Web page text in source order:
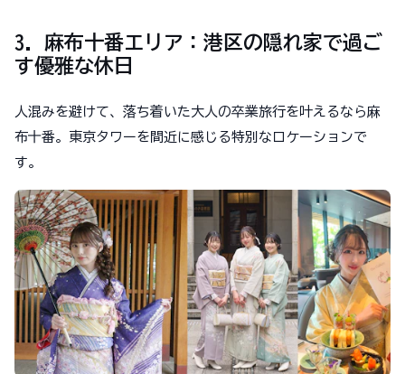
3. 麻布十番エリア：港区の隠れ家で過ご
す優雅な休日
人混みを避けて、落ち着いた大人の卒業旅行を叶えるなら麻
布十番。東京タワーを間近に感じる特別なロケーションで
す。